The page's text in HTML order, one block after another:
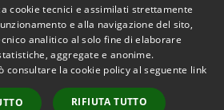
Copyright © 2026 • Azienda
Trasporti e Mobilità • Powered
byMunicipium Accesso
cookie tecnici e assimilati strettamente
e alla navigazione del sito,
analitico al solo fine di elaborare
aggregate e anonime.
consultare la cookie policy al seguente link
RIFIUTA TUTTO